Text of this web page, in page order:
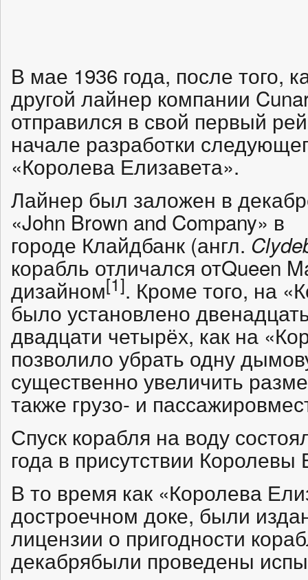
В мае 1936 года, после того,
другой лайнер компании
отправился в свой первый
начале разработки
«Королева Елизавета».
Лайнер был заложен в
«John Brown and Company» в
городе Клайдбанк (англ.
корабль отличался отQueen
дизайном[1]. Кроме того, на
было установлено
двадцати четырёх, как на
позволило убрать одну
существенно увеличить
также грузо- и
Спуск корабля на воду
года в присутствии Королевы
В то время как «Королева
достроечном доке, были
лицензии о пригодности
декабрябыли проведены